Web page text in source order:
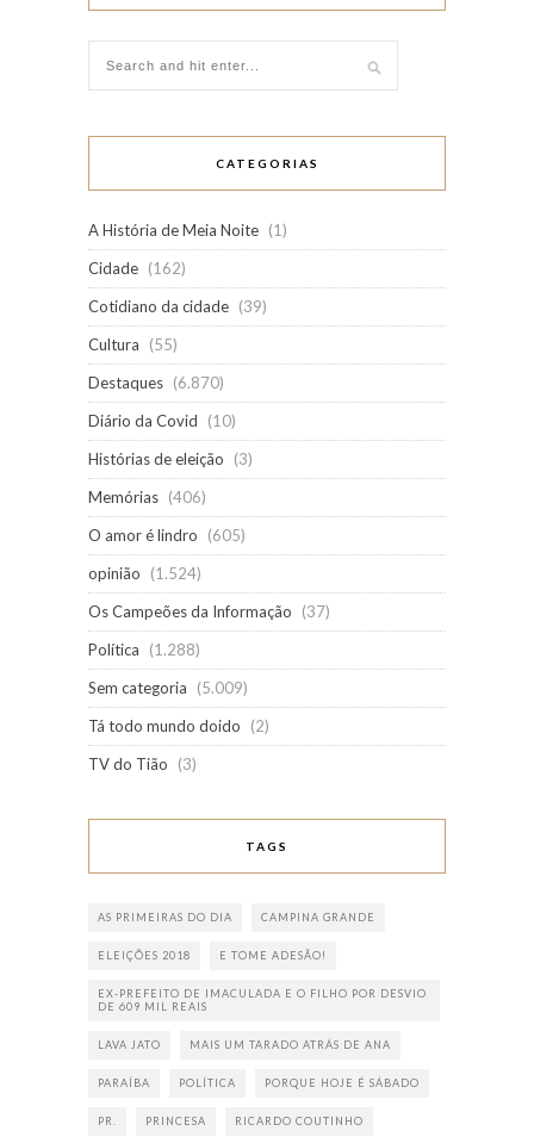
CATEGORIAS
A História de Meia Noite (1)
Cidade (162)
Cotidiano da cidade (39)
Cultura
(55)
Destaques (6.870)
Diário da Covid
(10)
Histórias de eleição
(3)
Memórias (406)
O amor é lindro
(605)
opinião
(1.524)
Os Campeões da Informação
(37)
Política
(1.288)
Sem categoria
(5.009)
Tá todo mundo doido
(2)
TV do Tião
(3)
TAGS
AS PRIMEIRAS DO DIA CAMPINA GRANDE
ELEIÇÕES 2018 E TOME ADESÃO!
EX-PREFEITO DE IMACULADA E O FILHO POR DESVIO
DE 609 MIL REAIS
LAVA JATO MAIS UM TARADO ATRÁS DE ANA
PARAÍBA POLÍTICA PORQUE HOJE É SÁBADO
PR. PRINCESA RICARDO COUTINHO